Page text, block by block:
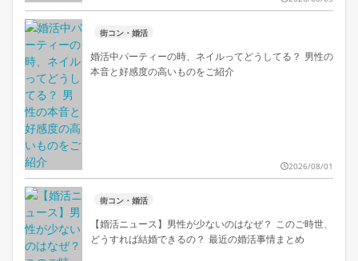
街コン・婚活
婚活中パーティーの時、ネイルってどうしてる？ 男性の
本音と好感度の高いものをご紹介
2026/08/01
街コン・婚活
【婚活ニュース】男性が少ないのはなぜ？ このご時世、
どうすれば結婚できるの？ 最近の婚活事情まとめ